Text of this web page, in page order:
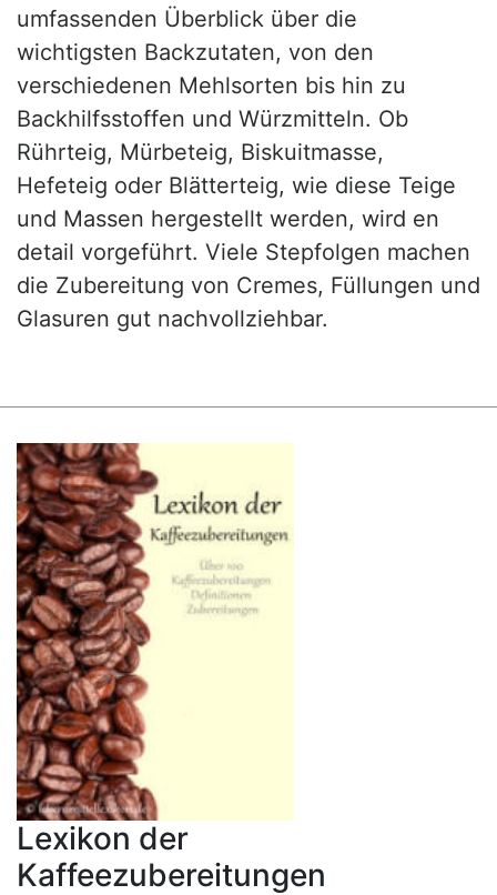
umfassenden Überblick über die
wichtigsten Backzutaten, von den
verschiedenen Mehlsorten bis hin zu
Backhilfsstoffen und Würzmitteln. Ob
Rührteig, Mürbeteig, Biskuitmasse,
Hefeteig oder Blätterteig, wie diese Teige
und Massen hergestellt werden, wird en
detail vorgeführt. Viele Stepfolgen machen
die Zubereitung von Cremes, Füllungen und
Glasuren gut nachvollziehbar.
Lexikon der
Kaffeezubereitungen